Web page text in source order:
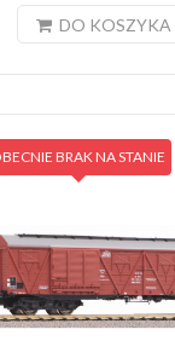
DO KOSZYKA
BRAK NA STANIE